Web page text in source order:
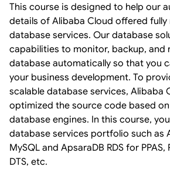
This course is designed to help our
details of Alibaba Cloud offered fully
database services. Our database
capabilities to monitor, backup, and
database automatically so that you
your business development. To
scalable database services, Alibaba
optimized the source code based
database engines. In this course,
database services portfolio such as
MySQL and ApsaraDB RDS for PPAS,
DTS, etc.